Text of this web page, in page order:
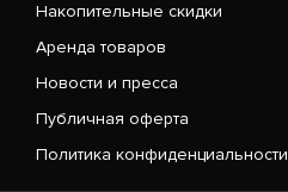
Накопительные скидки
Аренда товаров
Новости и пресса
Публичная оферта
Политика конфиденциальности